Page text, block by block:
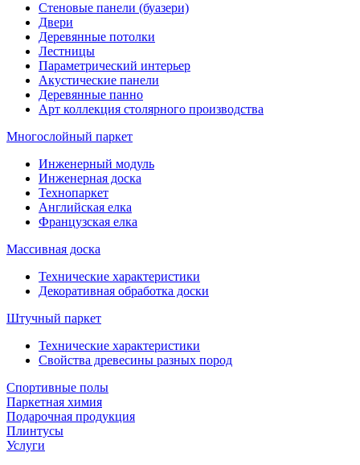
Стеновые панели (буазери)
Двери
Деревянные потолки
Лестницы
Параметрический интерьер
Акустические панели
Деревянные панно
Арт коллекция столярного производства
Многослойный паркет
Инженерный модуль
Инженерная доска
Технопаркет
Английская елка
Французская елка
Массивная доска
Технические характеристики
Декоративная обработка доски
Штучный паркет
Технические характеристики
Свойства древесины разных пород
Спортивные полы
Паркетная химия
Подарочная продукция
Плинтусы
Услуги